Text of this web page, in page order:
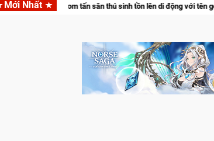
Mới Nhất
tồn lên di động với tên gọi Palworld Online